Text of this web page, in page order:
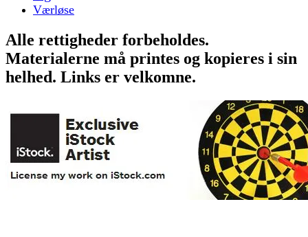
Værløse
Alle rettigheder forbeholdes.
Materialerne må printes og kopieres i sin
helhed. Links er velkomne.